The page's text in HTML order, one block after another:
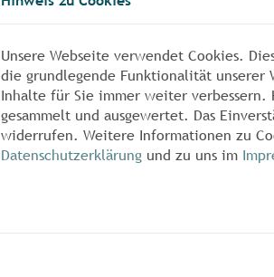
Für die Prüfung mit der
DIN EN 17025
DIN EN ISO 9227
und Baubeschläge)
Unsere Webseite verwendet Cookies.
die grundlegende Funktionalität unserer
Inhalte für Sie immer weiter verbessern.
gesammelt und ausgewertet. Das
widerrufen. Weitere Informationen zu
Datenschutzerklärung und zu uns im